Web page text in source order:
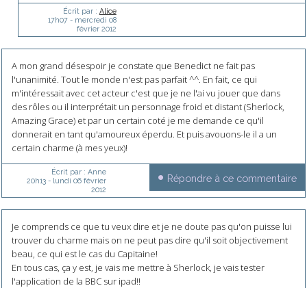
Écrit par : Alice
17h07- mercredi 08
février 2012
A mon grand désespoir je constate que Benedict ne fait pas
l'unanimité. Tout le monde n'est pas parfait ^^. En fait, ce qui
m'intéressait avec cet acteur c'est que je ne l'ai vu jouer que dans
des rôles ou il interprétait un personnage froid et distant (Sherlock,
Amazing Grace) et par un certain coté je me demande ce qu'il
donnerait en tant qu'amoureux éperdu. Et puis avouons-le il a un
certain charme (à mes yeux)!
Écrit par : Anne
20h13- lundi 06 février
2012
Répondre à ce commentaire
Je comprends ce que tu veux dire et je ne doute pas qu'on puisse lui
trouver du charme mais on ne peut pas dire qu'il soit objectivement
beau, ce qui est le cas du Capitaine!
En tous cas, ça y est, je vais me mettre à Sherlock, je vais tester
l'application de la BBC sur ipad!!